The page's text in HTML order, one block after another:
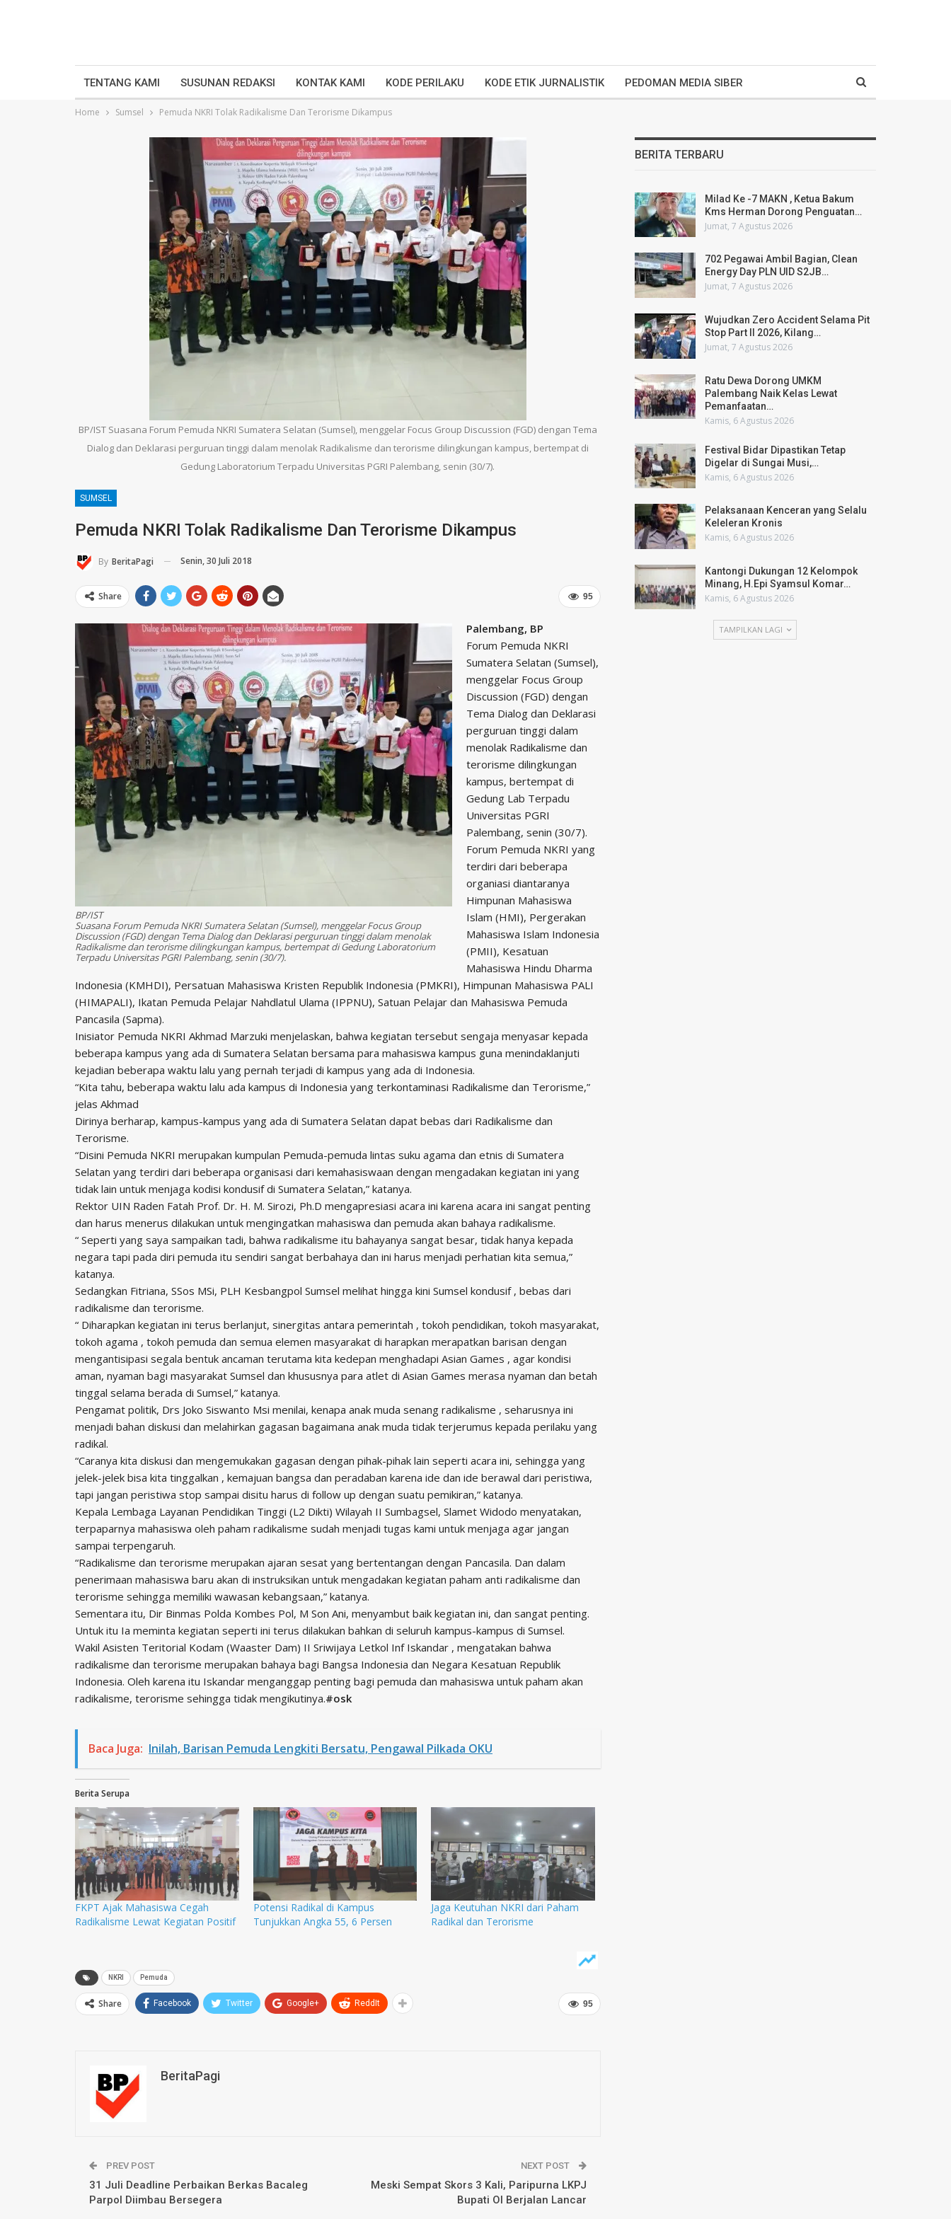
TENTANG KAMI SUSUNAN REDAKSI KONTAK KAMI KODE PERILAKU KODE ETIK JURNALISTIK PEDOMAN MEDIA SIBER
Home Sumsel Pemuda NKRI Tolak Radikalisme Dan Terorisme Dikampus
BP/IST Suasana Forum Pemuda NKRI Sumatera Selatan (Sumsel), menggelar Focus Group Discussion (FGD) dengan Tema
Dialog dan Deklarasi perguruan tinggi dalam menolak Radikalisme dan terorisme dilingkungan kampus, bertempat di
Gedung Laboratorium Terpadu Universitas PGRI Palembang, senin (30/7).
SUMSEL
Pemuda NKRI Tolak Radikalisme Dan Terorisme Dikampus
By BeritaPagi Senin, 30 Juli 2018
95
Share
BP/IST
Suasana Forum Pemuda NKRI Sumatera Selatan (Sumsel), menggelar Focus Group
Discussion (FGD) dengan Tema Dialog dan Deklarasi perguruan tinggi dalam menolak
Radikalisme dan terorisme dilingkungan kampus, bertempat di Gedung Laboratorium
Terpadu Universitas PGRI Palembang, senin (30/7).
Palembang, BP
Forum Pemuda NKRI
Sumatera Selatan (Sumsel),
menggelar Focus Group
Discussion (FGD) dengan
Tema Dialog dan Deklarasi
perguruan tinggi dalam
menolak Radikalisme dan
terorisme dilingkungan
kampus, bertempat di
Gedung Lab Terpadu
Universitas PGRI
Palembang, senin (30/7).
Forum Pemuda NKRI yang
terdiri dari beberapa
organiasi diantaranya
Himpunan Mahasiswa
Islam (HMI), Pergerakan
Mahasiswa Islam Indonesia
(PMII), Kesatuan
Mahasiswa Hindu Dharma
Indonesia (KMHDI), Persatuan Mahasiswa Kristen Republik Indonesia (PMKRI), Himpunan Mahasiswa PALI
(HIMAPALI), Ikatan Pemuda Pelajar Nahdlatul Ulama (IPPNU), Satuan Pelajar dan Mahasiswa Pemuda
Pancasila (Sapma).
Inisiator Pemuda NKRI Akhmad Marzuki menjelaskan, bahwa kegiatan tersebut sengaja menyasar kepada
beberapa kampus yang ada di Sumatera Selatan bersama para mahasiswa kampus guna menindaklanjuti
kejadian beberapa waktu lalu yang pernah terjadi di kampus yang ada di Indonesia.
“Kita tahu, beberapa waktu lalu ada kampus di Indonesia yang terkontaminasi Radikalisme dan Terorisme,”
jelas Akhmad
Dirinya berharap, kampus-kampus yang ada di Sumatera Selatan dapat bebas dari Radikalisme dan
Terorisme.
“Disini Pemuda NKRI merupakan kumpulan Pemuda-pemuda lintas suku agama dan etnis di Sumatera
Selatan yang terdiri dari beberapa organisasi dari kemahasiswaan dengan mengadakan kegiatan ini yang
tidak lain untuk menjaga kodisi kondusif di Sumatera Selatan,” katanya.
Rektor UIN Raden Fatah Prof. Dr. H. M. Sirozi, Ph.D mengapresiasi acara ini karena acara ini sangat penting
dan harus menerus dilakukan untuk mengingatkan mahasiswa dan pemuda akan bahaya radikalisme.
“ Seperti yang saya sampaikan tadi, bahwa radikalisme itu bahayanya sangat besar, tidak hanya kepada
negara tapi pada diri pemuda itu sendiri sangat berbahaya dan ini harus menjadi perhatian kita semua,”
katanya.
Sedangkan Fitriana, SSos MSi, PLH Kesbangpol Sumsel melihat hingga kini Sumsel kondusif , bebas dari
radikalisme dan terorisme.
“ Diharapkan kegiatan ini terus berlanjut, sinergitas antara pemerintah , tokoh pendidikan, tokoh masyarakat,
tokoh agama , tokoh pemuda dan semua elemen masyarakat di harapkan merapatkan barisan dengan
mengantisipasi segala bentuk ancaman terutama kita kedepan menghadapi Asian Games , agar kondisi
aman, nyaman bagi masyarakat Sumsel dan khususnya para atlet di Asian Games merasa nyaman dan betah
tinggal selama berada di Sumsel,” katanya.
Pengamat politik, Drs Joko Siswanto Msi menilai, kenapa anak muda senang radikalisme , seharusnya ini
menjadi bahan diskusi dan melahirkan gagasan bagaimana anak muda tidak terjerumus kepada perilaku yang
radikal.
“Caranya kita diskusi dan mengemukakan gagasan dengan pihak-pihak lain seperti acara ini, sehingga yang
jelek-jelek bisa kita tinggalkan , kemajuan bangsa dan peradaban karena ide dan ide berawal dari peristiwa,
tapi jangan peristiwa stop sampai disitu harus di follow up dengan suatu pemikiran,” katanya.
Kepala Lembaga Layanan Pendidikan Tinggi (L2 Dikti) Wilayah II Sumbagsel, Slamet Widodo menyatakan,
terpaparnya mahasiswa oleh paham radikalisme sudah menjadi tugas kami untuk menjaga agar jangan
sampai terpengaruh.
“Radikalisme dan terorisme merupakan ajaran sesat yang bertentangan dengan Pancasila. Dan dalam
penerimaan mahasiswa baru akan di instruksikan untuk mengadakan kegiatan paham anti radikalisme dan
terorisme sehingga memiliki wawasan kebangsaan,” katanya.
Sementara itu, Dir Binmas Polda Kombes Pol, M Son Ani, menyambut baik kegiatan ini, dan sangat penting.
Untuk itu Ia meminta kegiatan seperti ini terus dilakukan bahkan di seluruh kampus-kampus di Sumsel.
Wakil Asisten Teritorial Kodam (Waaster Dam) II Sriwijaya Letkol Inf Iskandar , mengatakan bahwa
radikalisme dan terorisme merupakan bahaya bagi Bangsa Indonesia dan Negara Kesatuan Republik
Indonesia. Oleh karena itu Iskandar menganggap penting bagi pemuda dan mahasiswa untuk paham akan
radikalisme, terorisme sehingga tidak mengikutinya.#osk
Baca Juga: Inilah, Barisan Pemuda Lengkiti Bersatu, Pengawal Pilkada OKU
Berita Serupa
FKPT Ajak Mahasiswa Cegah
Radikalisme Lewat Kegiatan Positif
Potensi Radikal di Kampus
Tunjukkan Angka 55, 6 Persen
Jaga Keutuhan NKRI dari Paham
Radikal dan Terorisme
NKRI Pemuda
95
Share Facebook Twitter Google+ ReddIt
BeritaPagi
PREV POST
31 Juli Deadline Perbaikan Berkas Bacaleg
Parpol Diimbau Bersegera
NEXT POST
Meski Sempat Skors 3 Kali, Paripurna LKPJ
Bupati OI Berjalan Lancar
BERITA TERBARU
Milad Ke -7 MAKN , Ketua Bakum
Kms Herman Dorong Penguatan…
Jumat, 7 Agustus 2026
702 Pegawai Ambil Bagian, Clean
Energy Day PLN UID S2JB…
Jumat, 7 Agustus 2026
Wujudkan Zero Accident Selama Pit
Stop Part II 2026, Kilang…
Jumat, 7 Agustus 2026
Ratu Dewa Dorong UMKM
Palembang Naik Kelas Lewat
Pemanfaatan…
Kamis, 6 Agustus 2026
Festival Bidar Dipastikan Tetap
Digelar di Sungai Musi,…
Kamis, 6 Agustus 2026
Pelaksanaan Kenceran yang Selalu
Keleleran Kronis
Kamis, 6 Agustus 2026
Kantongi Dukungan 12 Kelompok
Minang, H.Epi Syamsul Komar…
Kamis, 6 Agustus 2026
TAMPILKAN LAGI